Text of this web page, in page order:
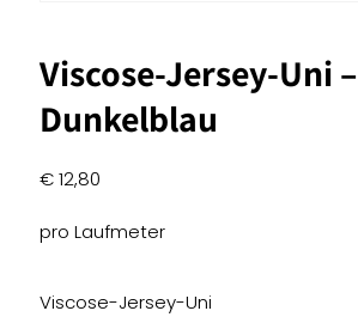
Viscose-Jersey-Uni –
Dunkelblau
€12,80
pro Laufmeter
Viscose-Jersey-Uni